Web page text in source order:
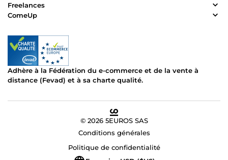
Freelances
ComeUp
Adhère à la Fédération du e-commerce et de la vente à
distance (Fevad) et à sa charte qualité.
© 2026 5EUROS SAS
Conditions générales
Politique de confidentialité